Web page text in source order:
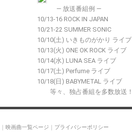
― 放送番組例 ―
10/13-16 ROCK IN JAPAN
10/21-22 SUMMER SONIC
10/10(土) いきものがかり ライブ
10/13(火) ONE OK ROCK ライブ
10/14(水) LUNA SEA ライブ
10/17(土) Perfume ライブ
10/18(日) BABYMETAL ライブ
等々、独占番組を多数放送！
｜ 映画曲一覧ページ ｜ プライバシーポリシー